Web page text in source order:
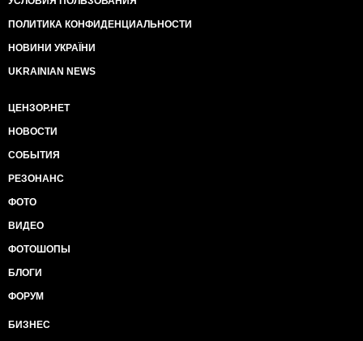
ПОЛИТИКА КОНФИДЕНЦИАЛЬНОСТИ
НОВИНИ УКРАЇНИ
UKRAINIAN NEWS
ЦЕНЗОР.НЕТ
НОВОСТИ
СОБЫТИЯ
РЕЗОНАНС
ФОТО
ВИДЕО
ФОТОШОПЫ
БЛОГИ
ФОРУМ
БИЗНЕС